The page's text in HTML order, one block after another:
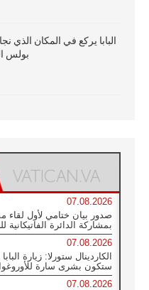
البابا يركع في المكان الذي
بولس
07.08.2026
صدور بيان ختامي لأول
بمشاركة الدائرة الفاتيكانية
07.08.2026
الكاردينال ستورلا: زيارة
ستكون بشرى سارة
07.08.2026